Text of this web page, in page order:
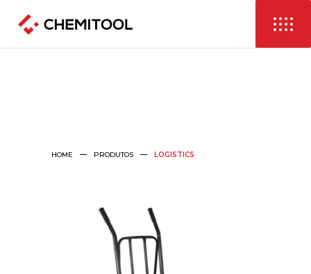
HOME PRODUTOS LOGISTICS